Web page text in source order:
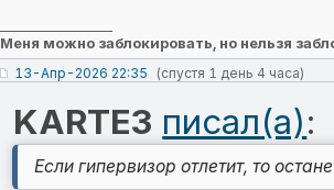
Меня можно заблокировать, но нельзя
13-Апр-2026 22:35 (спустя 1 день 4 часа)
KARTE3 писал(а):
Если гипервизор отлетит, то